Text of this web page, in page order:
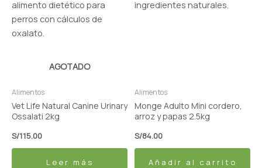
AGOTADO
Alimentos
Vet Life Natural Canine Urinary
Ossalati 2kg
S/115.00
Leer más
Alimentos
Monge Adulto Mini cordero,
arroz y papas 2.5kg
S/84.00
Añadir al carrito